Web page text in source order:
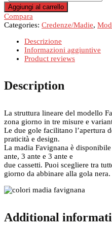
Favignana
quantità
Aggiungi al carrello
Compara
Categories: Credenze/Madie,
Descrizione
Informazioni aggiuntive
Product reviews
Description
La struttura lineare del modello
zona giorno in tre misure e
Le due gole facilitano l’apertura
praticità e design.
La madia Favignana è
ante, 3 ante e 3 ante e
due cassetti. Puoi scegliere tra
giorno da abbinare alla gola nera.
Additional